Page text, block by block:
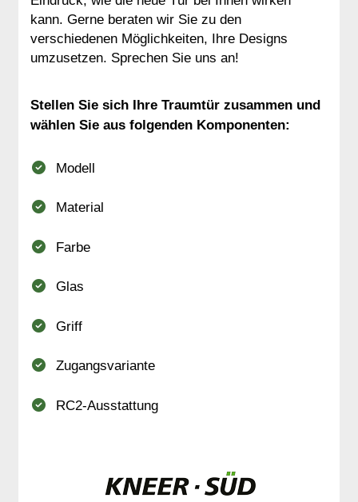
kann. Gerne beraten wir Sie zu den
verschiedenen Möglichkeiten, Ihre Designs
umzusetzen. Sprechen Sie uns an!
Stellen Sie sich Ihre Traumtür zusammen und
wählen Sie aus folgenden Komponenten:
Modell
Material
Farbe
Glas
Griff
Zugangsvariante
RC2-Ausstattung